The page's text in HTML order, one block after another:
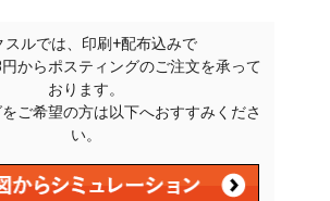
スルでは、印刷+配布込みで
からポスティングのご注文を承って
おります。
ご希望の方は以下へおすすみくださ
い。